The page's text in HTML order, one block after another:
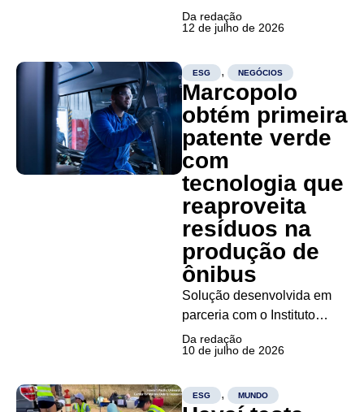
ambientais, sociais e de
governança no mundo dos
bioeconomia A Natura
lançou a Natura
Ingredientes, startup criada
em modelo de Corporate
Venture Building para
comercializar
bioingredientes da
Amazônia a outras
indústrias....
Da redação
12 de julho de 2026
ESG , NEGÓCIOS
Marcopolo
obtém primeira
patente verde
com
tecnologia que
reaproveita
resíduos na
produção de
ônibus
Solução desenvolvida em
parceria com o Instituto
SENAI utiliza resíduos
industriais e sílica da casca
emissões e custos com
Da redação
10 de julho de 2026
ESG , MUNDO